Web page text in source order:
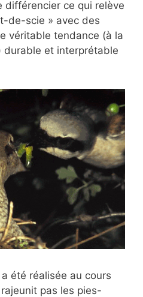
ce qui relève
de-scie » avec des
véritable tendance (à la
durable et interprétable
été réalisée au cours
pas les pies-